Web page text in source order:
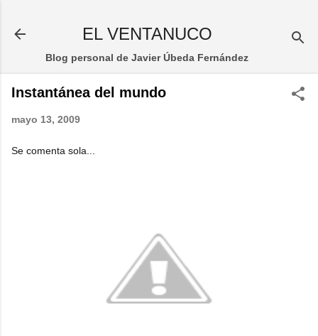
EL VENTANUCO
Blog personal de Javier Úbeda Fernández
Instantánea del mundo
mayo 13, 2009
Se comenta sola...